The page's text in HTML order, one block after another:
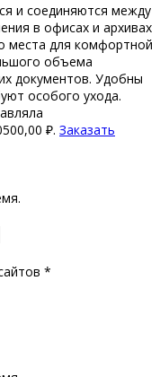
и соединяются между
в офисах и архивах
места для комфортной
объема
документов. Удобны
особого ухода.
₽. Заказать
*